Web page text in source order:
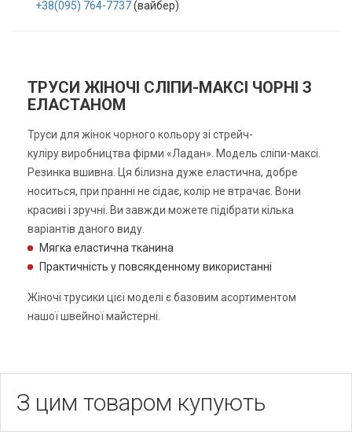
+38(095) 764-7737(вайбер)
ТРУСИ ЖІНОЧІ СЛІПИ-МАКСІ ЧОРНІ З
ЕЛАСТАНОМ
Труси для жінок чорного кольору зі стрейч-
куліру виробництва фірми «Ладан». Модель сліпи-максі.
Резинка вшивна. Ця білизна дуже еластична, добре
носиться, при пранні не сідає, колір не втрачає. Вони
красиві і зручні. Ви завжди можете підібрати кілька
варіантів даного виду.
Мягка еластична тканина
Практичність у повсякденному використанні
Жіночі трусики цієї моделі є базовим асортиментом
нашої швейної майстерні.
З цим товаром купують